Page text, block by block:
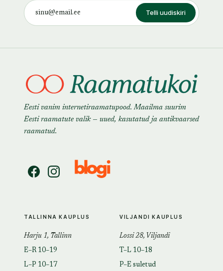
Telli uudiskiri
Eesti vanim internetiraamatupood. Maailma suurim
Eesti raamatute valik — uued, kasutatud ja antikvaarsed
raamatud.
TALLINNA KAUPLUS
Harju 1, Tallinn
E–R 10–19
L–P 10–17
VILJANDI KAUPLUS
Lossi 28, Viljandi
T–L 10–18
P–E suletud